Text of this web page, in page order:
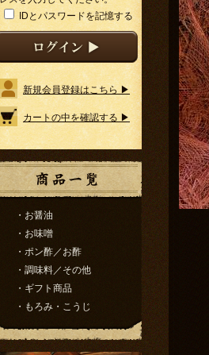
IDとパスワードを記憶する
新規会員登録はこちら ▶
カートの中を確認する ▶
・お醤油
・お味噌
・ポン酢／お酢
・調味料／その他
・ギフト商品
・もろみ・こうじ